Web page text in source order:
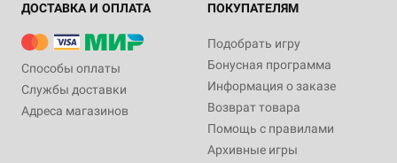
ДОСТАВКА И ОПЛАТА
Способы оплаты
Службы доставки
Адреса магазинов
ПОКУПАТЕЛЯМ
Подобрать игру
Бонусная программа
Информация о заказе
Возврат товара
Помощь с правилами
Архивные игры